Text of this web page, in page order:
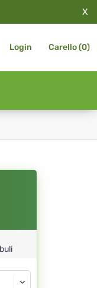
X
Login Carello (0)